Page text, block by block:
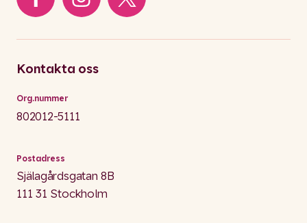
Kontakta oss
Org.nummer
802012-5111
Postadress
Själagårdsgatan 8B
111 31 Stockholm